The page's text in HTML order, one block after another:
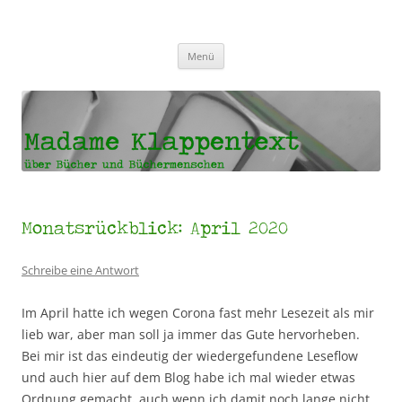
Menü
Monatsrückblick: April 2020
Schreibe eine Antwort
Im April hatte ich wegen Corona fast mehr Lesezeit als mir
lieb war, aber man soll ja immer das Gute hervorheben.
Bei mir ist das eindeutig der wiedergefundene Leseflow
und auch hier auf dem Blog habe ich mal wieder etwas